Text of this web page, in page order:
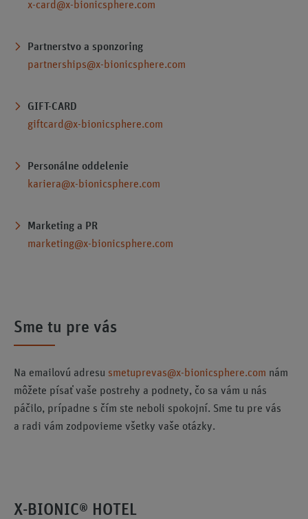
x-card@x-bionicsphere.com
Partnerstvo a sponzoring
partnerships@x-bionicsphere.com
GIFT-CARD
giftcard@x-bionicsphere.com
Personálne oddelenie
kariera@x-bionicsphere.com
Marketing a PR
marketing@x-bionicsphere.com
Sme tu pre vás
Na emailovú adresu smetuprevas@x-bionicsphere.com nám
môžete písať vaše postrehy a podnety, čo sa vám u nás
páčilo, prípadne s čím ste neboli spokojní. Sme tu pre vás
a radi vám zodpovieme všetky vaše otázky.
X-BIONIC® HOTEL